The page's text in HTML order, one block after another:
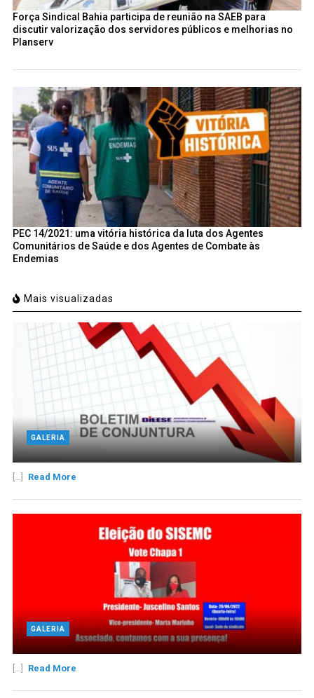
Força Sindical Bahia participa de reunião na SAEB para
discutir valorização dos servidores públicos e melhorias no
Planserv
PEC 14/2021: uma vitória histórica da luta dos Agentes
Comunitários de Saúde e dos Agentes de Combate às
Endemias
Mais visualizadas
GALERIA
[...] Read More
GALERIA
[...] Read More